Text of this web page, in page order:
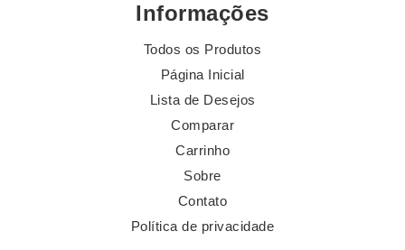
Informações
Todos os Produtos
Página Inicial
Lista de Desejos
Comparar
Carrinho
Sobre
Contato
Política de privacidade